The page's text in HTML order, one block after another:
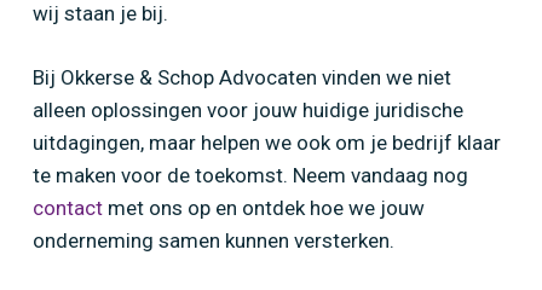
wij staan je bij.
Bij Okkerse & Schop Advocaten vinden we niet
alleen oplossingen voor jouw huidige juridische
uitdagingen, maar helpen we ook om je bedrijf klaar
te maken voor de toekomst. Neem vandaag nog
contact met ons op en ontdek hoe we jouw
onderneming samen kunnen versterken.